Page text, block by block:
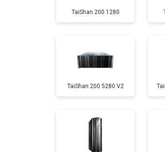
TaiShan 200 1280
TaiShan 200 5280 V2